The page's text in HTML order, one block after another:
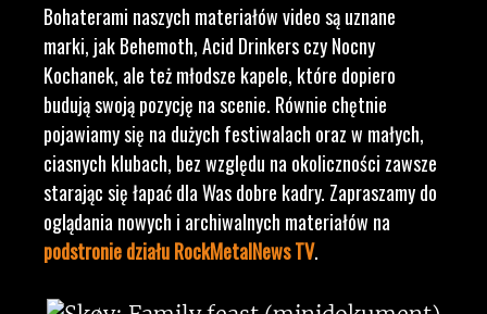
Bohaterami naszych materiałów video są uznane
marki, jak Behemoth, Acid Drinkers czy Nocny
Kochanek, ale też młodsze kapele, które dopiero
budują swoją pozycję na scenie. Równie chętnie
pojawiamy się na dużych festiwalach oraz w małych,
ciasnych klubach, bez względu na okoliczności zawsze
starając się łapać dla Was dobre kadry. Zapraszamy do
oglądania nowych i archiwalnych materiałów na
podstronie działu RockMetalNews TV.